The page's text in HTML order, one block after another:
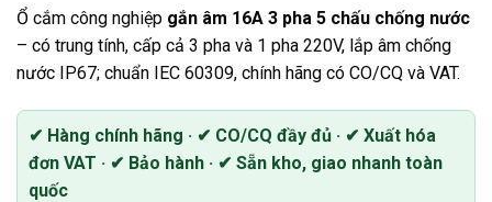
Ổ cắm công nghiệp gắn âm 16A 3 pha 5 chấu chống nước
– có trung tính, cấp cả 3 pha và 1 pha 220V, lắp âm chống
nước IP67; chuẩn IEC 60309, chính hãng có CO/CQ và VAT.
✔ Hàng chính hãng · ✔ CO/CQ đầy đủ · ✔ Xuất hóa
đơn VAT · ✔ Bảo hành · ✔ Sẵn kho, giao nhanh toàn
quốc